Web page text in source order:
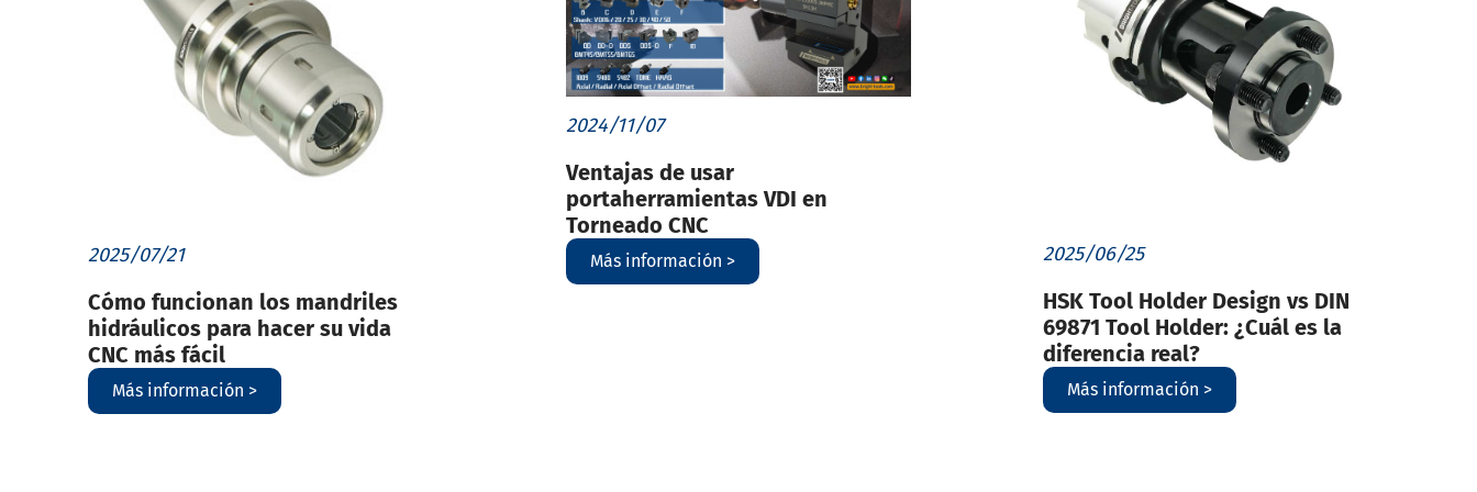
2025/07/21
Cómo funcionan los mandriles
hidráulicos para hacer su vida
CNC más fácil
Más información >
2024/11/07
Ventajas de usar
portaherramientas VDI en
Torneado CNC
Más información > 2025/06/25
HSK Tool Holder Design vs DIN
69871 Tool Holder: ¿Cuál es la
diferencia real?
Más información >